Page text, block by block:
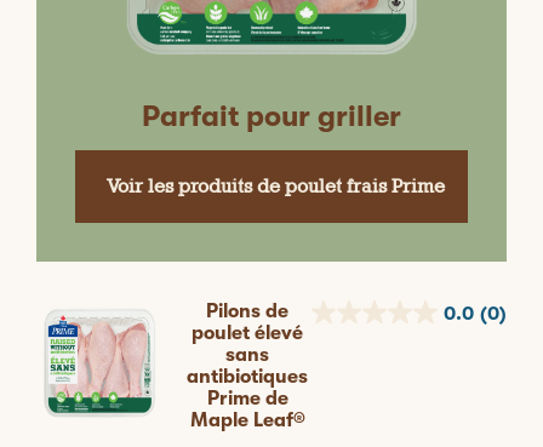
Parfait pour griller
Voir les produits de poulet frais Prime
Pilons de
poulet élevé
sans
antibiotiques
Prime de
Maple Leaf®
0.0 (0)